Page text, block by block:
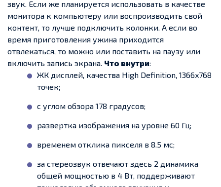
звук. Если же планируется использовать в качестве
монитора к компьютеру или воспроизводить свой
контент, то лучше подключить колонки. А если во
время приготовления ужина приходится
отвлекаться, то можно или поставить на паузу или
включить запись экрана. Что внутри:
ЖК дисплей, качества High Definition, 1366x768
точек;
с углом обзора 178 градусов;
развертка изображения на уровне 60 Гц;
временем отклика пикселя в 8.5 мс;
за стереозвук отвечают здесь 2 динамика
общей мощностью в 4 Вт, поддерживают